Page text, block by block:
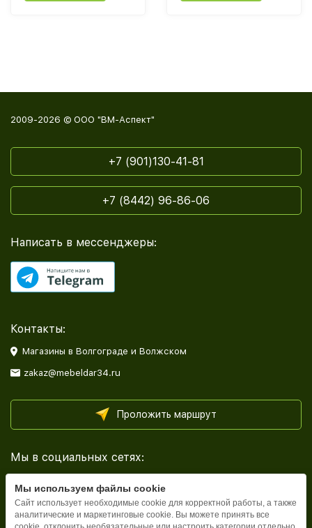
2009-2026 © ООО "ВМ-Аспект"
+7 (901)130-41-81
+7 (8442) 96-86-06
Написать в мессенджеры:
Контакты:
Магазины в Волгограде и Волжском
zakaz@mebeldar34.ru
Проложить маршрут
Мы в социальных сетях:
Мы используем файлы cookie
Сайт использует необходимые cookie для корректной работы, а также
аналитические и маркетинговые cookie. Вы можете принять все